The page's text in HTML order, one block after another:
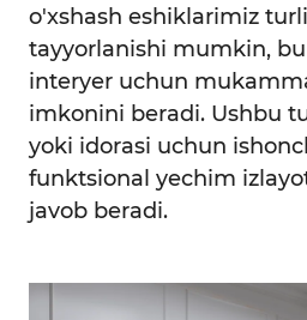
o'xshash eshiklarimiz
tayyorlanishi mumkin,
interyer uchun
imkonini beradi. Ushbu
yoki idorasi uchun
funktsional yechim
javob beradi.